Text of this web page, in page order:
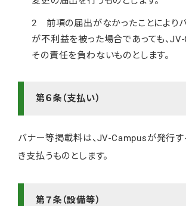
2 前項の届出がなかったことにより
が不利益を被った場合であっても、
その責任を負わないものとします。
第６条（支払い）
バナー等掲載料は、JV-Campusが発行
き支払うものとします。
第７条（設備等）